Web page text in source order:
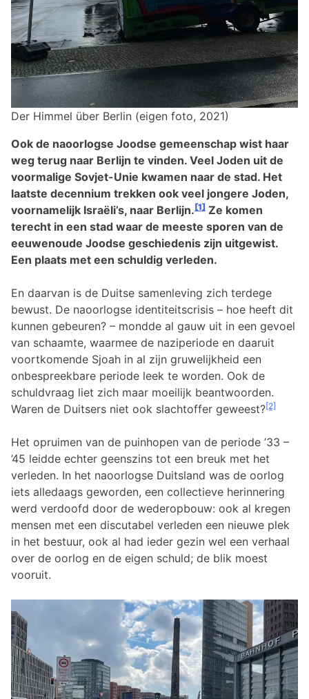
Der Himmel über Berlin (eigen foto, 2021)
Ook de naoorlogse Joodse gemeenschap wist haar
weg terug naar Berlijn te vinden. Veel Joden uit de
voormalige Sovjet-Unie kwamen naar de stad. Het
laatste decennium trekken ook veel jongere Joden,
voornamelijk Israëli’s, naar Berlijn.[1] Ze komen
terecht in een stad waar de meeste sporen van de
eeuwenoude Joodse geschiedenis zijn uitgewist.
Een plaats met een schuldig verleden.
En daarvan is de Duitse samenleving zich terdege
bewust. De naoorlogse identiteitscrisis – hoe heeft dit
kunnen gebeuren? – mondde al gauw uit in een gevoel
van schaamte, waarmee de naziperiode en daaruit
voortkomende Sjoah in al zijn gruwelijkheid een
onbespreekbare periode leek te worden. Ook de
schuldvraag liet zich maar moeilijk beantwoorden.
Waren de Duitsers niet ook slachtoffer geweest?[2]
Het opruimen van de puinhopen van de periode ’33 –
’45 leidde echter geenszins tot een breuk met het
verleden. In het naoorlogse Duitsland was de oorlog
iets alledaags geworden, een collectieve herinnering
werd verdoofd door de wederopbouw: ook al kregen
mensen met een discutabel verleden een nieuwe plek
in het bestuur, ook al had ieder gezin wel een verhaal
over de oorlog en de eigen schuld; de blik moest
vooruit.